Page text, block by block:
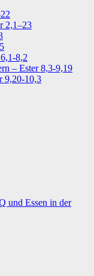
2,1–23
8,2
– Ester 8,3-9,19
9,20-10,3
und Essen in der